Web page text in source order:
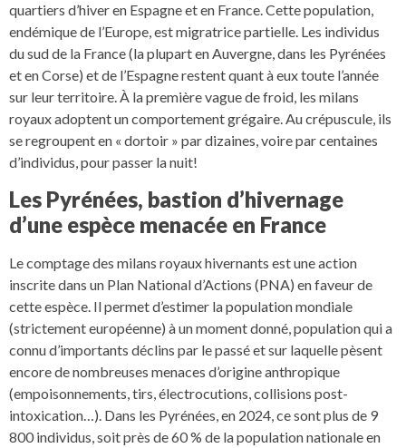
quartiers d’hiver en Espagne et en France. Cette population,
endémique de l’Europe, est migratrice partielle. Les individus
du sud de la France (la plupart en Auvergne, dans les Pyrénées
et en Corse) et de l’Espagne restent quant à eux toute l’année
sur leur territoire. À la première vague de froid, les milans
royaux adoptent un comportement grégaire. Au crépuscule, ils
se regroupent en « dortoir » par dizaines, voire par centaines
d’individus, pour passer la nuit!
Les Pyrénées, bastion d’hivernage
d’une espèce menacée en France
Le comptage des milans royaux hivernants est une action
inscrite dans un Plan National d’Actions (PNA) en faveur de
cette espèce. Il permet d’estimer la population mondiale
(strictement européenne) à un moment donné, population qui a
connu d’importants déclins par le passé et sur laquelle pèsent
encore de nombreuses menaces d’origine anthropique
(empoisonnements, tirs, électrocutions, collisions post-
intoxication…). Dans les Pyrénées, en 2024, ce sont plus de 9
800 individus, soit près de 60 % de la population nationale en